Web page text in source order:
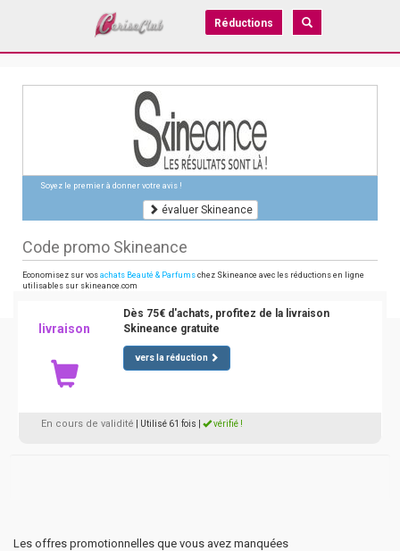
Réductions
Soyez le premier à donner votre avis !
évaluer Skineance
Code promo Skineance
Economisez sur vos achats Beauté & Parfums chez Skineance avec les réductions en ligne
utilisables sur skineance.com
livraison
Dès 75€ d'achats, profitez de la livraison
Skineance gratuite
vers la réduction
En cours de validité | Utilisé 61 fois vérifié !
Les offres promotionnelles que vous avez manquées